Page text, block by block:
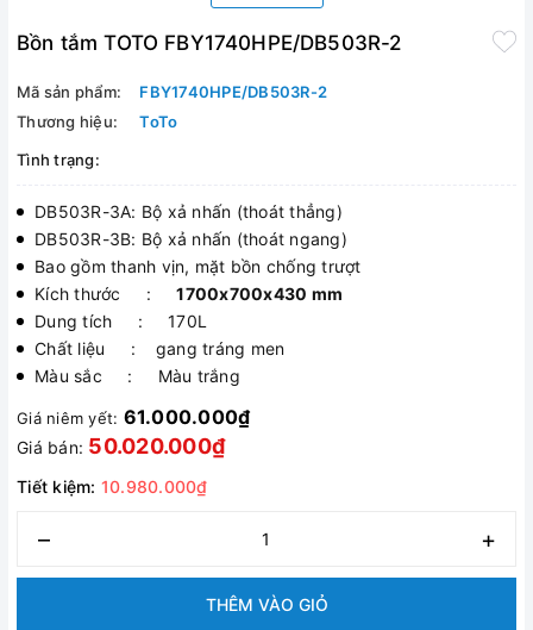
Bồn tắm TOTO FBY1740HPE/DB503R-2
Mã sản phẩm:
FBY1740HPE/DB503R-2
Thương hiệu:
ToTo
Tình trạng:
DB503R-3A: Bộ xả nhấn (thoát thẳng)
DB503R-3B: Bộ xả nhấn (thoát ngang)
Bao gồm thanh vịn, mặt bồn chống trượt
Kích thước :1700x700x430 mm
Dung tích : 170L
Chất liệu : gang tráng men
Màu sắc : Màu trắng
Giá niêm yết: 61.000.000₫
Giá bán: 50.020.000₫
Tiết kiệm: 10.980.000₫
– +
THÊM VÀO GIỎ